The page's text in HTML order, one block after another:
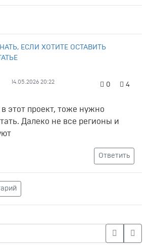
ЕСЛИ ХОТИТЕ ОСТАВИТЬ
14.05.2026 20:22 0 4
этот проект, тоже нужно
Далеко не все регионы и
Ответить